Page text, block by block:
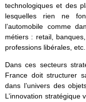
technologiques et des
lesquelles rien ne
l’automobile comme
métiers : retail,
professions libérales, etc.
Dans ces secteurs
France doit structurer
dans l’univers des
L’innovation stratégique